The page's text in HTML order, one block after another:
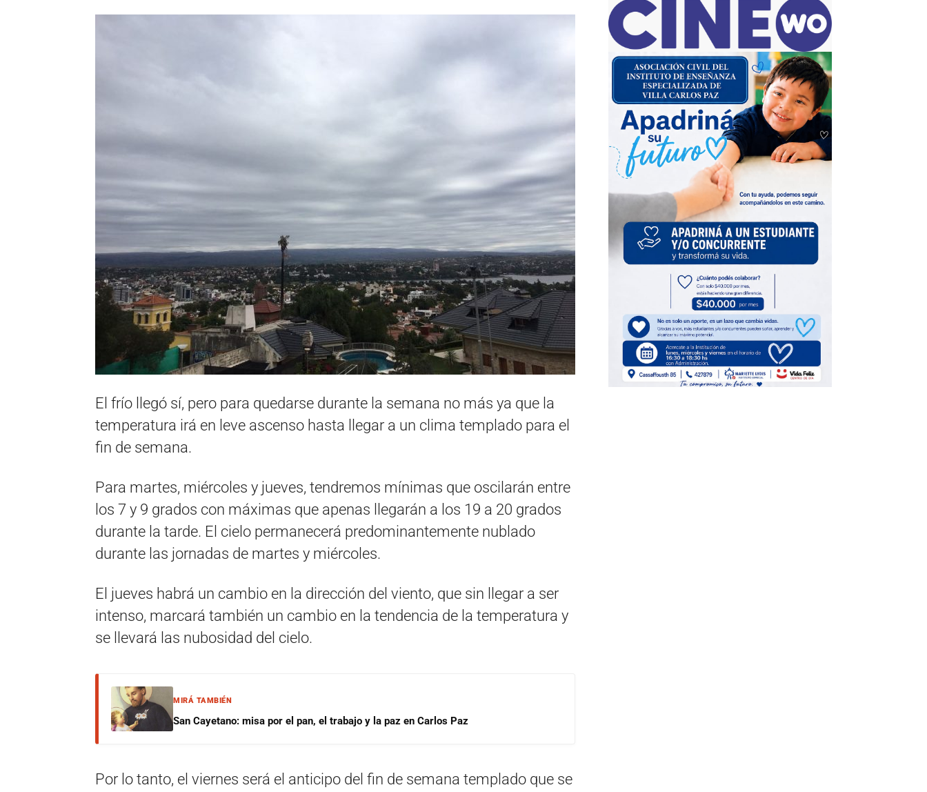
El frío llegó sí, pero para quedarse durante la semana no más ya que la
temperatura irá en leve ascenso hasta llegar a un clima templado para el
fin de semana.
Para martes, miércoles y jueves, tendremos mínimas que oscilarán entre
los 7 y 9 grados con máximas que apenas llegarán a los 19 a 20 grados
durante la tarde. El cielo permanecerá predominantemente nublado
durante las jornadas de martes y miércoles.
El jueves habrá un cambio en la dirección del viento, que sin llegar a ser
intenso, marcará también un cambio en la tendencia de la temperatura y
se llevará las nubosidad del cielo.
MIRÁ TAMBIÉN
San Cayetano: misa por el pan, el trabajo y la paz en Carlos Paz
Por lo tanto, el viernes será el anticipo del fin de semana templado que se